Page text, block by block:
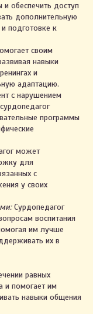
обеспечить доступ
дополнительную
подготовке к
своим
навыки
и
адаптацию.
с нарушением
программы
может
для
с
у своих
Сурдопедагог
воспитания
им лучше
их в
равных
и помогает им
навыки общения